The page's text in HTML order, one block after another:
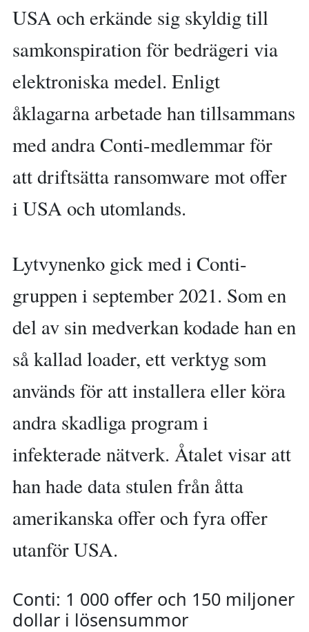
USA och erkände sig skyldig till
samkonspiration för bedrägeri via
elektroniska medel. Enligt
åklagarna arbetade han tillsammans
med andra Conti-medlemmar för
att driftsätta ransomware mot offer
i USA och utomlands.
Lytvynenko gick med i Conti-
gruppen i september 2021. Som en
del av sin medverkan kodade han en
så kallad loader, ett verktyg som
används för att installera eller köra
andra skadliga program i
infekterade nätverk. Åtalet visar att
han hade data stulen från åtta
amerikanska offer och fyra offer
utanför USA.
Conti: 1 000 offer och 150 miljoner
dollar i lösensummor